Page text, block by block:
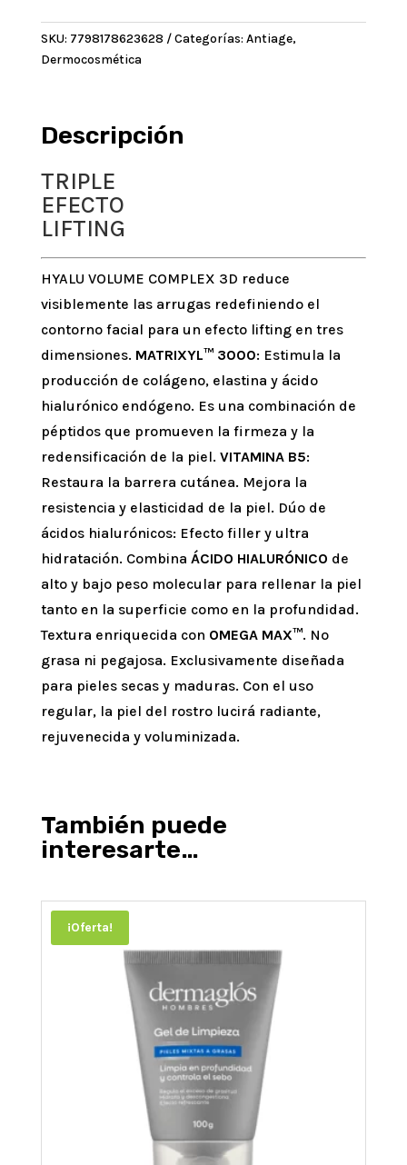
Complex
3D
Piel
SKU: 7798178623628 Categorías: Antiage,
Dermocosmética
Descripción
TRIPLE
EFECTO
LIFTING
HYALU VOLUME COMPLEX 3D reduce
visiblemente las arrugas redefiniendo el
contorno facial para un efecto lifting en tres
dimensiones. MATRIXYL™ 3000: Estimula la
producción de colágeno, elastina y ácido
hialurónico endógeno. Es una combinación de
péptidos que promueven la firmeza y la
redensificación de la piel. VITAMINA B5:
Restaura la barrera cutánea. Mejora la
resistencia y elasticidad de la piel. Dúo de
ácidos hialurónicos: Efecto filler y ultra
hidratación. Combina ÁCIDO HIALURÓNICO de
alto y bajo peso molecular para rellenar la piel
tanto en la superficie como en la profundidad.
Textura enriquecida con OMEGA MAX™. No
grasa ni pegajosa. Exclusivamente diseñada
para pieles secas y maduras. Con el uso
regular, la piel del rostro lucirá radiante,
rejuvenecida y voluminizada.
También puede
interesarte…
¡Oferta!